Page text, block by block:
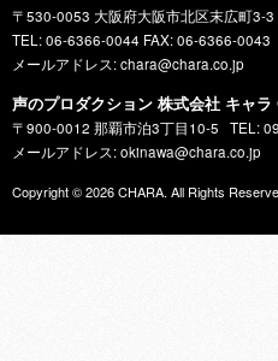
〒530-0053 大阪府大阪市北区末広町3-
TEL: 06-6366-0044 FAX: 06-6366-0043
メールアドレス: chara@chara.co.jp
声のプロダクション 株式会社 キャラ
〒900-0012 那覇市泊3丁目10-5
TEL:
メールアドレス: okinawa@chara.co.jp
Copyright © 2026CHARA. All Rights